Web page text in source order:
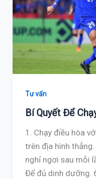
Tư vấn
Bí Quyết Để
1. Chạy điều hòa
trên địa hình
nghỉ ngơi sau mỗi
Để đủ dinh dưỡng.